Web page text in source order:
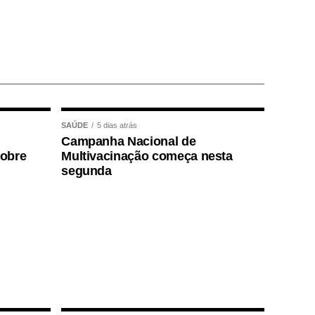
SAÚDE 5 dias atrás
Campanha Nacional de
Multivacinação começa nesta
segunda